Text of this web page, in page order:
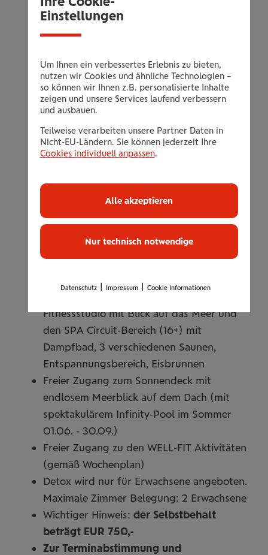
Aufenthalt (7 Übernachtungen):
2x Algen/Salz-Hydromassagebad (á 20
Minuten)
3x Teilkörpermassage (á 20 Minuten)
3x Scharko-Dusche (á 12 Minuten)
3x Detox Fusspflaster
1x Colonhydrotherapie nach ärztlicher
1x Pressotherapie / Gerät (á 20 Minuten)
1x Manuelle Lymphdrainage (á 20
Minuten)
inklusive Mineralwasser im Zimmer, an der
Bar und im Restaurant
Fitnessstudio mit Blick auf das Meer und
den SPA Circuit-Bereich (16+) mit
Dampfbad, 3 verschiedenen Saunen,
Entspannungsbereich, Eisbrunnen
Freier Zugang zum Sonnendeck mit
endlosem Meerblick auf dem Dach (mit
spektakulärem Infinity-Pool im Sommer
01.06. - 30.09.)
Freier Zugang zu den WELL-FIT Aktivitäten
(gemäß Wochenplan)
Detox wird nur für Erwachsene angeboten.
Maximale Zimmer Belegung: 2 Erwachsene
Wichtiger Hinweis: der Selbstbehalt
beträgt EUR 750,-
Zur Terminabstimmung und
Einstellungen
Um Ihnen ein verbessertes Erlebnis zu bieten,
nutzen wir Cookies und ähnliche Technologien –
so können wir Ihnen z.B. personalisierte Inhalte
zeigen und unsere Services laufend verbessern
und ausbauen.
Teilweise verarbeiten unsere Partner Daten in
Nicht-EU-Ländern. Sie können jederzeit Ihre
Cookies individuell anpassen.
Nur technisch notwendige
Alle akzeptieren
Datenschutz Impressum Cookie Informationen